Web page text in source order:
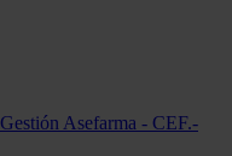
Asefarma - CEF.-